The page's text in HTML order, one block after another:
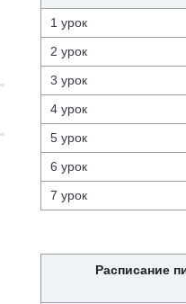
1 урок
2 урок
3 урок
4 урок
5 урок
6 урок
7 урок
Расписание